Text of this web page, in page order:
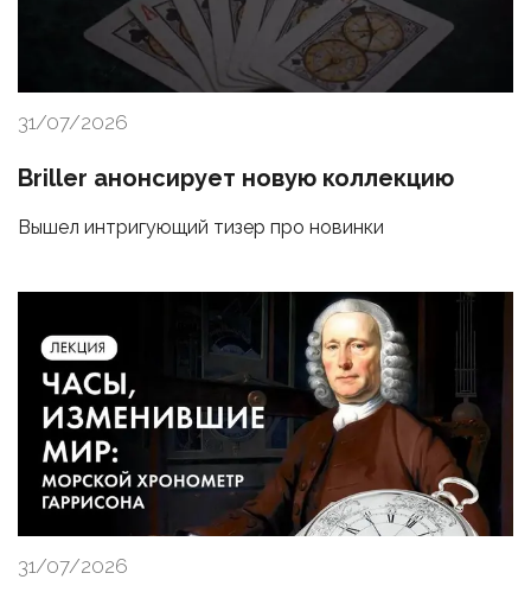
31/07/2026
Briller анонсирует новую коллекцию
Вышел интригующий тизер про новинки
31/07/2026